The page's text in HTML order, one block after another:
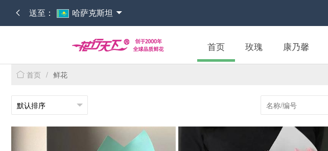
送至： 哈萨克斯坦
首页 玫瑰 康乃馨
首页 / 鲜花